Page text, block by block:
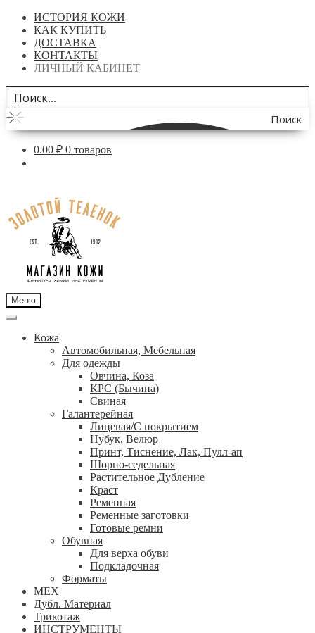
ИСТОРИЯ КОЖИ
КАК КУПИТЬ
ДОСТАВКА
КОНТАКТЫ
ЛИЧНЫЙ КАБИНЕТ
Поиск
по
0.00 ₽ 0 товаров
навигации
содержимому
Меню
Кожа
Автомобильная, Мебельная
Для одежды
Овчина, Коза
КРС (Бычина)
Свиная
Галантерейная
Лицевая/С покрытием
Нубук, Велюр
Принт, Тиснение, Лак, Пулл-ап
Шорно-седельная
Растительное Дубление
Краст
Ременная
Ременные заготовки
Готовые ремни
Обувная
Для верха обуви
Подкладочная
Форматы
МЕХ
Дубл. Материал
Трикотаж
ИНСТРУМЕНТЫ